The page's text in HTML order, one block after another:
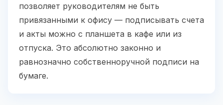
позволяет руководителям не быть
привязанными к офису — подписывать счета
и акты можно с планшета в кафе или из
отпуска. Это абсолютно законно и
равнозначно собственноручной подписи на
бумаге.